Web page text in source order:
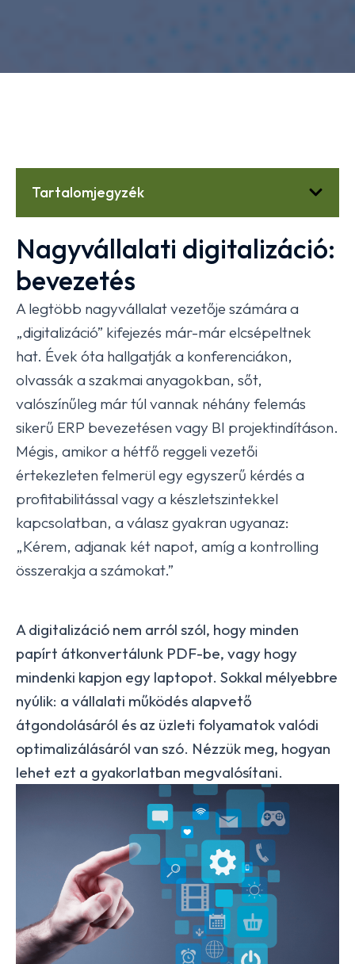
Tartalomjegyzék
Nagyvállalati digitalizáció:
bevezetés
A legtöbb nagyvállalat vezetője számára a
„digitalizáció” kifejezés már-már elcsépeltnek
hat. Évek óta hallgatják a konferenciákon,
olvassák a szakmai anyagokban, sőt,
valószínűleg már túl vannak néhány felemás
sikerű ERP bevezetésen vagy BI projektindításon.
Mégis, amikor a hétfő reggeli vezetői
értekezleten felmerül egy egyszerű kérdés a
profitabilitással vagy a készletszintekkel
kapcsolatban, a válasz gyakran ugyanaz:
„Kérem, adjanak két napot, amíg a kontrolling
összerakja a számokat.”
A digitalizáció nem arról szól, hogy minden
papírt átkonvertálunk PDF-be, vagy hogy
mindenki kapjon egy laptopot. Sokkal mélyebbre
nyúlik: a vállalati működés alapvető
átgondolásáról és az üzleti folyamatok valódi
optimalizálásáról van szó. Nézzük meg, hogyan
lehet ezt a gyakorlatban megvalósítani.